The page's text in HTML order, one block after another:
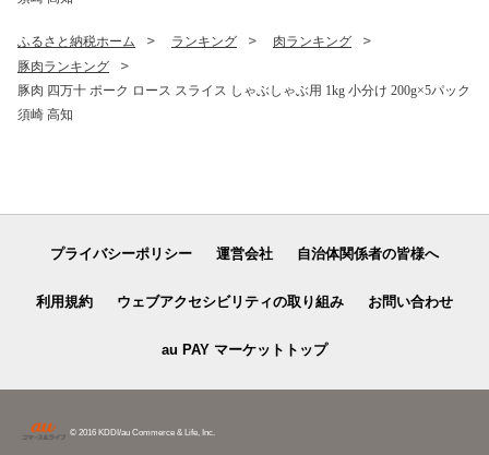
ふるさと納税ホーム ランキング
肉ランキング
豚肉ランキング
豚肉 四万十 ポーク ロース スライス しゃぶしゃぶ用 1kg 小分け 200g×5パック
須崎 高知
プライバシーポリシー 運営会社 自治体関係者の皆様へ
利用規約 ウェブアクセシビリティの取り組み お問い合わせ
au PAY マーケットトップ
© 2016 KDDI/au Commerce & Life, Inc.